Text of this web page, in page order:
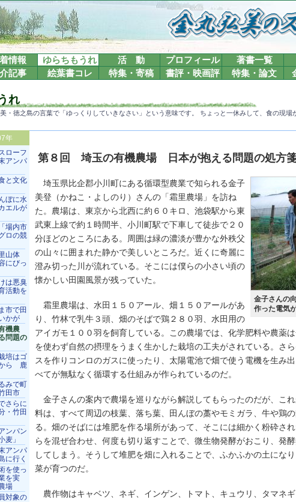
情報 ゆらちもうれ 活 動 プロフィール 著書一覧
記事 絵葉書コレ 特集・寄稿 書評・映画評 特集・論文
れ
美・徳之島の言葉で「ゆっくりしていきなさい」という意味です。 ちょっと一休みして、食の現
年
ローフ
アンパ
と文化
ぼに水
エルが
場内市
ロの競
山体
にびっ
は悪臭
活動を
市で田
かが
機農
問題の
培はゴ
から 鹿
みで町
田市
さらに
・竹田
ンパン
麦」
アンパ
に行く
を使っ
を実
場
対象の
第８回 埼玉の有機農場 日本が抱える問題の処方
金子さんの
作った電気
埼玉県比企郡小川町にある循環型農業で知られる金子
美登（かねこ・よしのり）さんの「霜里農場」を訪ね
た。農場は、東京から北西に約６０キロ、池袋駅から東
武東上線で約１時間半、小川町駅で下車して徒歩で２０
分ほどのところにある。周囲は緑の濃淡が豊かな外秩父
の山々に囲まれた静かで美しいところだ。近くに奇麗に
澄み切った川が流れている。そこには僕らの小さい頃の
懐かしい田園風景が残っていた。
霜里農場は、水田１５０アール、畑１５０アールがあ
り、竹林で乳牛３頭、畑のそばで鶏２８０羽、水田用の
アイガモ１００羽を飼育している。この農場では、化学肥料や農薬
を使わず自然の摂理をうまく生かした栽培の工夫がされている。さ
スを作りコンロのガスに使ったり、太陽電池で畑で使う電機を生み
べてが無駄なく循環する仕組みが作られているのだ。
金子さんの案内で農場を巡りながら解説してもらったのだが、こ
料は、すべて周辺の枝葉、落ち葉、田んぼの藁やモミガラ、牛や鶏
る。畑のそばには堆肥を作る場所があって、そこには細かく粉砕さ
らを混ぜ合わせ、何度も切り返すことで、微生物発酵がおこり、発
してしまう。そうして堆肥を畑に入れることで、ふかふかの土にな
菜が育つのだ。
農作物はキャベツ、ネギ、インゲン、トマト、キュウリ、タマネ